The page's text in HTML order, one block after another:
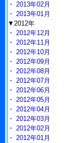
・ 2013年02月
・ 2013年01月
▼2012年
・ 2012年12月
・ 2012年11月
・ 2012年10月
・ 2012年09月
・ 2012年08月
・ 2012年07月
・ 2012年06月
・ 2012年05月
・ 2012年04月
・ 2012年03月
・ 2012年02月
・ 2012年01月